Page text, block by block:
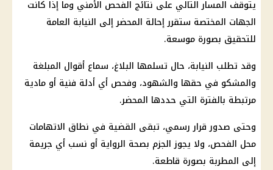
يتوقف المسار التالي على نتائج الفحص الأمني وما إذا كانت
الجهات المختصة ستقرر إحالة المحضر إلى النيابة العامة
للتحقيق بصورة موسعة.
وقد تطلب النيابة، حال تسلمها البلاغ، سماع أقوال المبلغة
والمشكو في حقها والشهود، وفحص أي أدلة فنية أو مادية
مرتبطة بالفترة التي حددها المحضر.
وحتى صدور قرار رسمي، تبقى القضية في نطاق الاتهامات
محل الفحص، ولا يجوز الجزم بصحة الرواية أو نسب أي جريمة
إلى المطربة بصورة قاطعة.